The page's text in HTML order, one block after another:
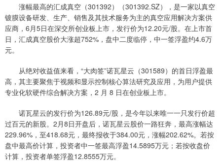
涨幅最高的汇成真空（301392）（301392.SZ），是一家以真空
镀膜设备研发、生产、销售及其技术服务为主的真空应用解决方案供
应商，6月5日在深交所创业板上市，发行价为12.20元/股。在上市首
日，汇成真空股价大涨超752%，盘中二度临停，中一签浮盈约4.6万
元。
从绝对收益值来看，“大肉签”诺瓦星云（301589）的首日浮盈最
高，其主要聚焦于视频和显示控制核心算法研究及应用，为用户提供
专业化软硬件综合解决方案，2 月 8 日在创业板上市。
诺瓦星云的发行价为126.89元/股，是今年以来唯一一只发行价超
过百元的新股。2月8日开盘后，诺瓦星云股价一路狂奔，最高涨幅达
229.96%，至418.68元，最终报收于384.00元，涨幅202.62%。若按
盘中最高价计算，投资者中一签最高浮盈14.5895万元；若按收盘价
计算，投资者单签浮盈12.8555万元。